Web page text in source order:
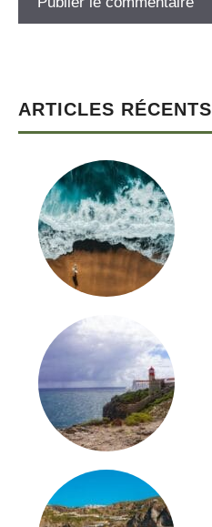
ARTICLES RÉCENTS